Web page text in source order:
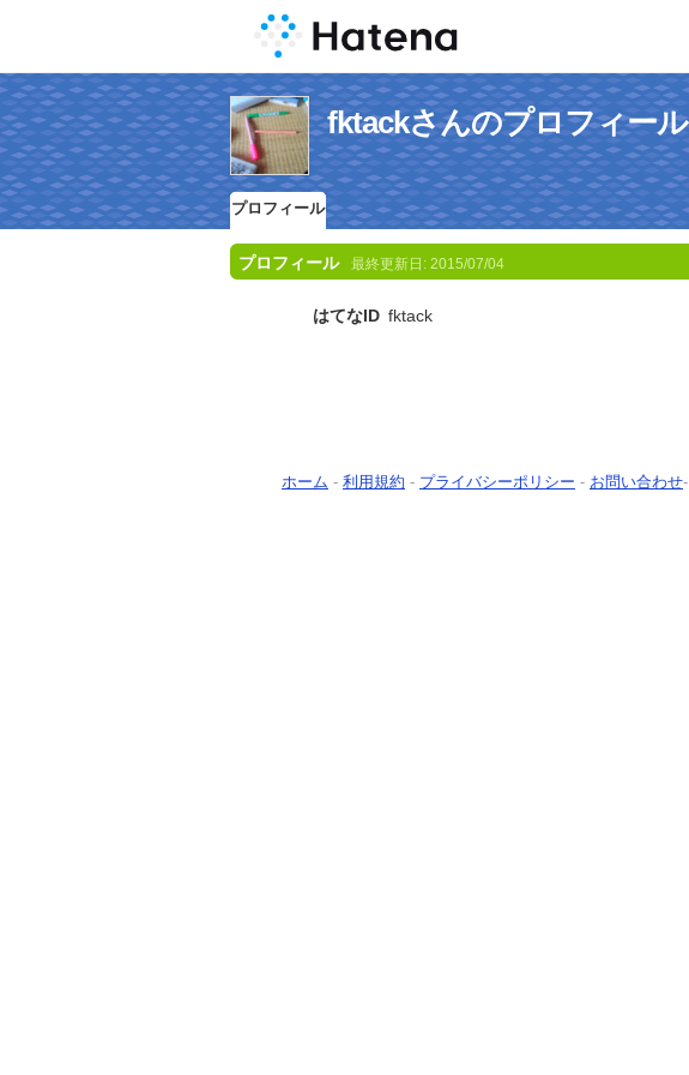
fktackさんのプロフィール
プロフィール
プロフィール 最終更新日: 2015/07/04
はてなID fktack
ホーム - 利用規約 - プライバシーポリシー - お問い合わせ-